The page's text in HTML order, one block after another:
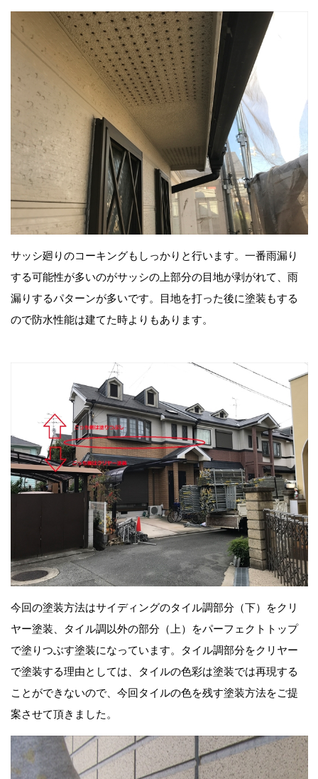
サッシ廻りのコーキングもしっかりと行います。一番雨漏り
する可能性が多いのがサッシの上部分の目地が剥がれて、雨
漏りするパターンが多いです。目地を打った後に塗装もする
ので防水性能は建てた時よりもあります。
今回の塗装方法はサイディングのタイル調部分（下）をクリ
ヤー塗装、タイル調以外の部分（上）をパーフェクトトップ
で塗りつぶす塗装になっています。タイル調部分をクリヤー
で塗装する理由としては、タイルの色彩は塗装では再現する
ことができないので、今回タイルの色を残す塗装方法をご提
案させて頂きました。